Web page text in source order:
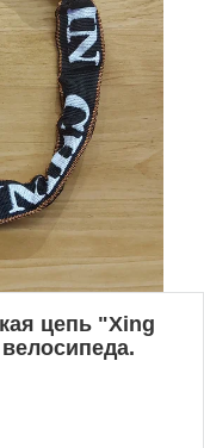
цепь "Xing